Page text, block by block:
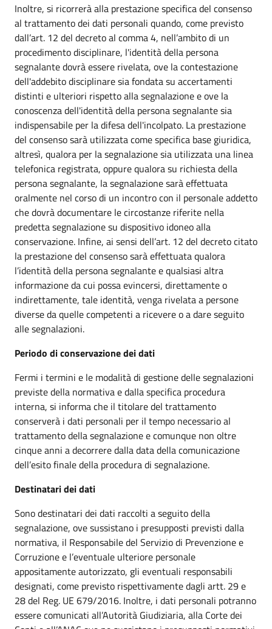
Inoltre, si ricorrerà alla prestazione specifica del consenso
al trattamento dei dati personali quando, come previsto
dall’art. 12 del decreto al comma 4, nell’ambito di un
procedimento disciplinare, l'identità della persona
segnalante dovrà essere rivelata, ove la contestazione
dell'addebito disciplinare sia fondata su accertamenti
distinti e ulteriori rispetto alla segnalazione e ove la
conoscenza dell'identità della persona segnalante sia
indispensabile per la difesa dell'incolpato. La prestazione
del consenso sarà utilizzata come specifica base giuridica,
altresì, qualora per la segnalazione sia utilizzata una linea
telefonica registrata, oppure qualora su richiesta della
persona segnalante, la segnalazione sarà effettuata
oralmente nel corso di un incontro con il personale addetto
che dovrà documentare le circostanze riferite nella
predetta segnalazione su dispositivo idoneo alla
conservazione. Infine, ai sensi dell’art. 12 del decreto citato
la prestazione del consenso sarà effettuata qualora
l’identità della persona segnalante e qualsiasi altra
informazione da cui possa evincersi, direttamente o
indirettamente, tale identità, venga rivelata a persone
diverse da quelle competenti a ricevere o a dare seguito
alle segnalazioni.
Periodo di conservazione dei dati
Fermi i termini e le modalità di gestione delle segnalazioni
previste della normativa e dalla specifica procedura
interna, si informa che il titolare del trattamento
conserverà i dati personali per il tempo necessario al
trattamento della segnalazione e comunque non oltre
cinque anni a decorrere dalla data della comunicazione
dell’esito finale della procedura di segnalazione.
Destinatari dei dati
Sono destinatari dei dati raccolti a seguito della
segnalazione, ove sussistano i presupposti previsti dalla
normativa, il Responsabile del Servizio di Prevenzione e
Corruzione e l’eventuale ulteriore personale
appositamente autorizzato, gli eventuali responsabili
designati, come previsto rispettivamente dagli artt. 29 e
28 del Reg. UE 679/2016. Inoltre, i dati personali potranno
essere comunicati all’Autorità Giudiziaria, alla Corte dei